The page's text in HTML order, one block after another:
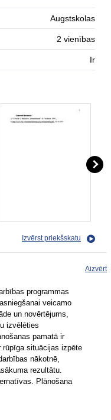
Augstskolas
2 vienības
Ir
Izvērst priekšskatu
Aizvērt
programmas
veicamo
un novērtējums,
izvēlēties
pamatā ir
rūpīga situācijas izpēte
nākotnē,
rezultātu.
Plānošana